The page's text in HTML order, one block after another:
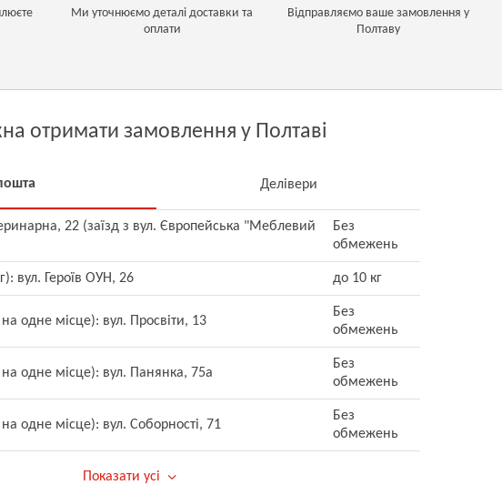
Ми уточнюємо деталі доставки та
оплати
Відправляємо ваше замовлення у
Полтаву
отримати замовлення у Полтаві
Делівери
22 (заїзд з вул. Європейська "Меблевий
Без
обмежень
вул. Героїв ОУН, 26 до 10 кг
одне місце): вул. Просвіти, 13
Без
обмежень
одне місце): вул. Панянка, 75а
Без
обмежень
одне місце): вул. Соборності, 71
Без
обмежень
Показати усі